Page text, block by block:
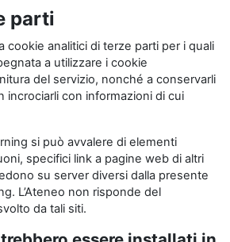
parti
cookie analitici di terze parti per i quali
a utilizzare i cookie
del servizio, nonché a conservarli
incrociarli con informazioni di cui
si può avvalere di elementi
specifici link a pagine web di altri
su server diversi dalla presente
L’Ateneo non risponde del
da tali siti.